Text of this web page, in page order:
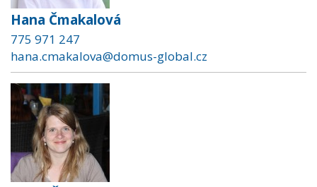
Hana Čmakalová
775 971 247
hana.cmakalova@domus-global.cz